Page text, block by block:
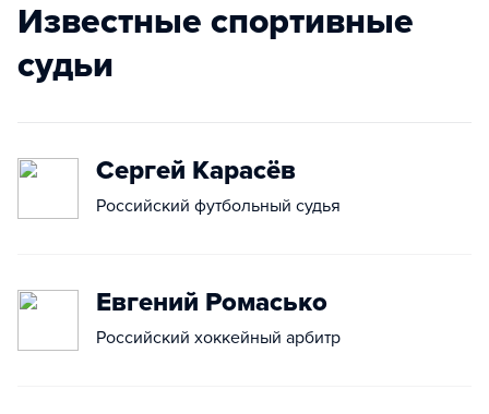
Известные спортивные
судьи
Сергей Карасёв
Российский футбольный судья
Евгений Ромасько
Российский хоккейный арбитр